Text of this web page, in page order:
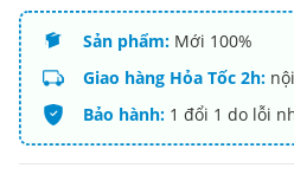
Sản phẩm:Mới 100%
Giao hàng Hỏa Tốc 2h:nội
Bảo hành:1 đổi 1 do lỗi